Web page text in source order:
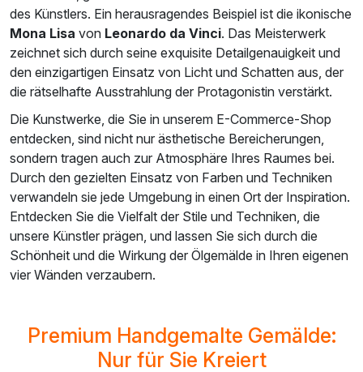
des Künstlers. Ein herausragendes Beispiel ist die ikonische
Mona Lisa von Leonardo da Vinci. Das Meisterwerk
zeichnet sich durch seine exquisite Detailgenauigkeit und
den einzigartigen Einsatz von Licht und Schatten aus, der
die rätselhafte Ausstrahlung der Protagonistin verstärkt.
Die Kunstwerke, die Sie in unserem E-Commerce-Shop
entdecken, sind nicht nur ästhetische Bereicherungen,
sondern tragen auch zur Atmosphäre Ihres Raumes bei.
Durch den gezielten Einsatz von Farben und Techniken
verwandeln sie jede Umgebung in einen Ort der Inspiration.
Entdecken Sie die Vielfalt der Stile und Techniken, die
unsere Künstler prägen, und lassen Sie sich durch die
Schönheit und die Wirkung der Ölgemälde in Ihren eigenen
vier Wänden verzaubern.
Premium Handgemalte Gemälde:
Nur für Sie Kreiert